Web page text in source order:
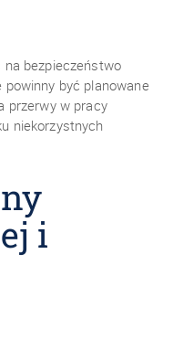
na bezpieczeństwo
być planowane
przerwy w pracy
niekorzystnych
i